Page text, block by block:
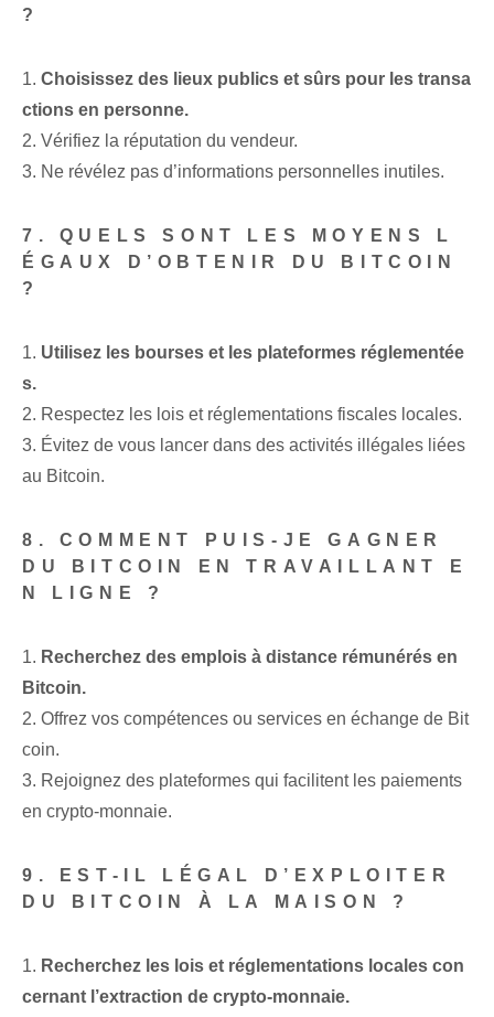
?
1. Choisissez des lieux publics et sûrs pour les transa
ctions en personne.
2. Vérifiez la réputation du vendeur.
3. Ne révélez pas d’informations personnelles inutiles.
7. QUELS SONT LES MOYENS L
ÉGAUX D’OBTENIR DU BITCOIN
?
1. Utilisez les bourses et les plateformes réglementée
s.
2. Respectez les lois et réglementations fiscales locales.
3. Évitez de vous lancer dans des activités illégales liées
au Bitcoin.
8. COMMENT PUIS-JE GAGNER
DU BITCOIN EN TRAVAILLANT E
N LIGNE ?
1. Recherchez des emplois à distance rémunérés en
Bitcoin.
2. Offrez vos compétences ou services en échange de Bit
coin.
3. Rejoignez des plateformes qui facilitent les paiements
en crypto-monnaie.
9. EST-IL LÉGAL D’EXPLOITER
DU BITCOIN À LA MAISON ?
1. Recherchez les lois et réglementations locales con
cernant l’extraction de crypto-monnaie.